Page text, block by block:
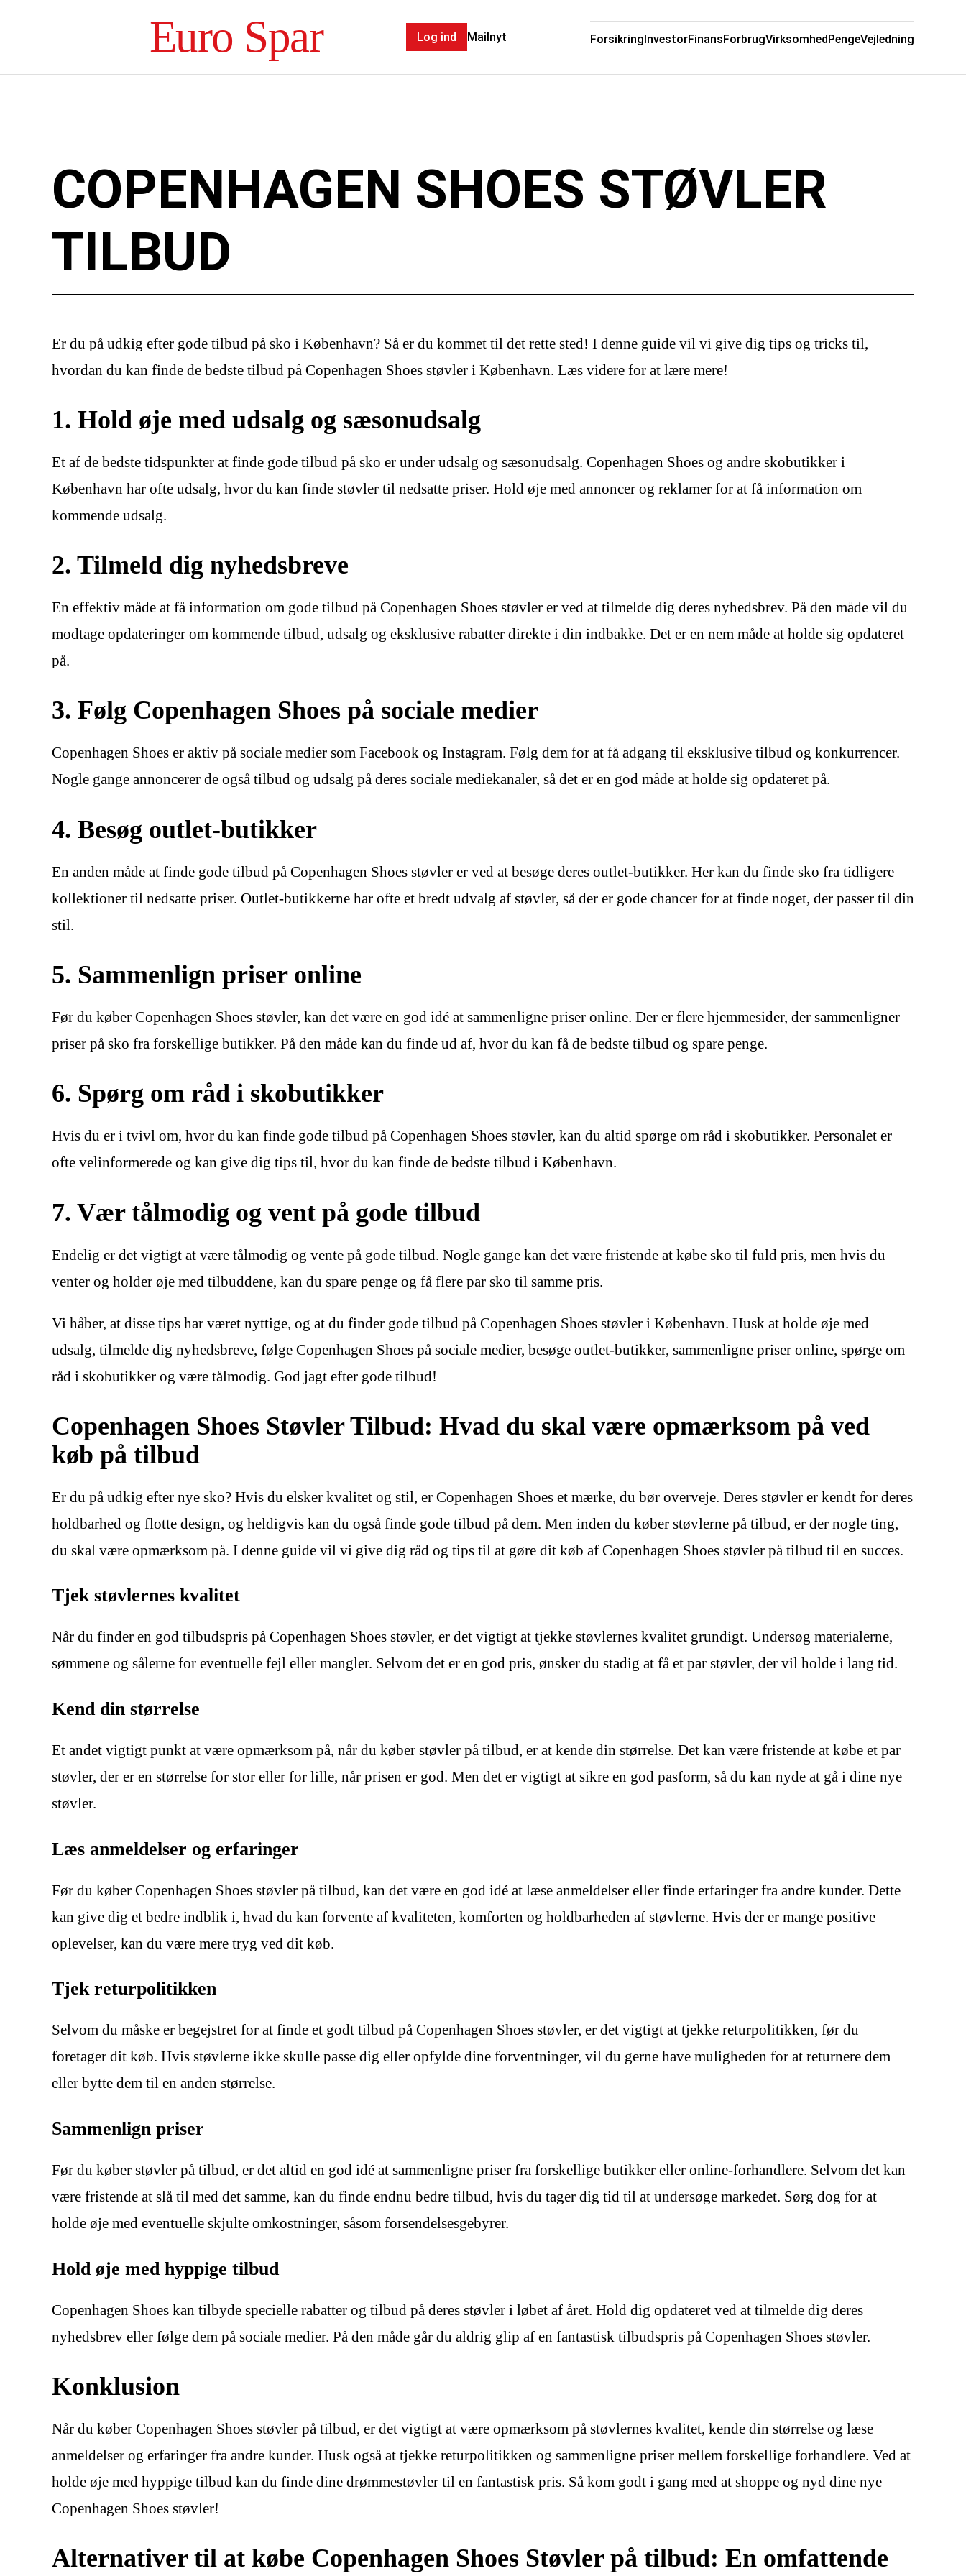
Euro Spar ForsikringInvestorFinansForbrugVirksomhedPengeVejledning
Log ind Mailnyt
COPENHAGEN SHOES STØVLER
TILBUD
Er du på udkig efter gode tilbud på sko i København? Så er du kommet til det rette sted! I denne guide vil vi give dig tips og tricks til,
hvordan du kan finde de bedste tilbud på Copenhagen Shoes støvler i København. Læs videre for at lære mere!
1. Hold øje med udsalg og sæsonudsalg
Et af de bedste tidspunkter at finde gode tilbud på sko er under udsalg og sæsonudsalg. Copenhagen Shoes og andre skobutikker i
København har ofte udsalg, hvor du kan finde støvler til nedsatte priser. Hold øje med annoncer og reklamer for at få information om
kommende udsalg.
2. Tilmeld dig nyhedsbreve
En effektiv måde at få information om gode tilbud på Copenhagen Shoes støvler er ved at tilmelde dig deres nyhedsbrev. På den måde vil du
modtage opdateringer om kommende tilbud, udsalg og eksklusive rabatter direkte i din indbakke. Det er en nem måde at holde sig opdateret
på.
3. Følg Copenhagen Shoes på sociale medier
Copenhagen Shoes er aktiv på sociale medier som Facebook og Instagram. Følg dem for at få adgang til eksklusive tilbud og konkurrencer.
Nogle gange annoncerer de også tilbud og udsalg på deres sociale mediekanaler, så det er en god måde at holde sig opdateret på.
4. Besøg outlet-butikker
En anden måde at finde gode tilbud på Copenhagen Shoes støvler er ved at besøge deres outlet-butikker. Her kan du finde sko fra tidligere
kollektioner til nedsatte priser. Outlet-butikkerne har ofte et bredt udvalg af støvler, så der er gode chancer for at finde noget, der passer til din
stil.
5. Sammenlign priser online
Før du køber Copenhagen Shoes støvler, kan det være en god idé at sammenligne priser online. Der er flere hjemmesider, der sammenligner
priser på sko fra forskellige butikker. På den måde kan du finde ud af, hvor du kan få de bedste tilbud og spare penge.
6. Spørg om råd i skobutikker
Hvis du er i tvivl om, hvor du kan finde gode tilbud på Copenhagen Shoes støvler, kan du altid spørge om råd i skobutikker. Personalet er
ofte velinformerede og kan give dig tips til, hvor du kan finde de bedste tilbud i København.
7. Vær tålmodig og vent på gode tilbud
Endelig er det vigtigt at være tålmodig og vente på gode tilbud. Nogle gange kan det være fristende at købe sko til fuld pris, men hvis du
venter og holder øje med tilbuddene, kan du spare penge og få flere par sko til samme pris.
Vi håber, at disse tips har været nyttige, og at du finder gode tilbud på Copenhagen Shoes støvler i København. Husk at holde øje med
udsalg, tilmelde dig nyhedsbreve, følge Copenhagen Shoes på sociale medier, besøge outlet-butikker, sammenligne priser online, spørge om
råd i skobutikker og være tålmodig. God jagt efter gode tilbud!
Copenhagen Shoes Støvler Tilbud: Hvad du skal være opmærksom på ved
køb på tilbud
Er du på udkig efter nye sko? Hvis du elsker kvalitet og stil, er Copenhagen Shoes et mærke, du bør overveje. Deres støvler er kendt for deres
holdbarhed og flotte design, og heldigvis kan du også finde gode tilbud på dem. Men inden du køber støvlerne på tilbud, er der nogle ting,
du skal være opmærksom på. I denne guide vil vi give dig råd og tips til at gøre dit køb af Copenhagen Shoes støvler på tilbud til en succes.
Tjek støvlernes kvalitet
Når du finder en god tilbudspris på Copenhagen Shoes støvler, er det vigtigt at tjekke støvlernes kvalitet grundigt. Undersøg materialerne,
sømmene og sålerne for eventuelle fejl eller mangler. Selvom det er en god pris, ønsker du stadig at få et par støvler, der vil holde i lang tid.
Kend din størrelse
Et andet vigtigt punkt at være opmærksom på, når du køber støvler på tilbud, er at kende din størrelse. Det kan være fristende at købe et par
støvler, der er en størrelse for stor eller for lille, når prisen er god. Men det er vigtigt at sikre en god pasform, så du kan nyde at gå i dine nye
støvler.
Læs anmeldelser og erfaringer
Før du køber Copenhagen Shoes støvler på tilbud, kan det være en god idé at læse anmeldelser eller finde erfaringer fra andre kunder. Dette
kan give dig et bedre indblik i, hvad du kan forvente af kvaliteten, komforten og holdbarheden af støvlerne. Hvis der er mange positive
oplevelser, kan du være mere tryg ved dit køb.
Tjek returpolitikken
Selvom du måske er begejstret for at finde et godt tilbud på Copenhagen Shoes støvler, er det vigtigt at tjekke returpolitikken, før du
foretager dit køb. Hvis støvlerne ikke skulle passe dig eller opfylde dine forventninger, vil du gerne have muligheden for at returnere dem
eller bytte dem til en anden størrelse.
Sammenlign priser
Før du køber støvler på tilbud, er det altid en god idé at sammenligne priser fra forskellige butikker eller online-forhandlere. Selvom det kan
være fristende at slå til med det samme, kan du finde endnu bedre tilbud, hvis du tager dig tid til at undersøge markedet. Sørg dog for at
holde øje med eventuelle skjulte omkostninger, såsom forsendelsesgebyrer.
Hold øje med hyppige tilbud
Copenhagen Shoes kan tilbyde specielle rabatter og tilbud på deres støvler i løbet af året. Hold dig opdateret ved at tilmelde dig deres
nyhedsbrev eller følge dem på sociale medier. På den måde går du aldrig glip af en fantastisk tilbudspris på Copenhagen Shoes støvler.
Konklusion
Når du køber Copenhagen Shoes støvler på tilbud, er det vigtigt at være opmærksom på støvlernes kvalitet, kende din størrelse og læse
anmeldelser og erfaringer fra andre kunder. Husk også at tjekke returpolitikken og sammenligne priser mellem forskellige forhandlere. Ved at
holde øje med hyppige tilbud kan du finde dine drømmestøvler til en fantastisk pris. Så kom godt i gang med at shoppe og nyd dine nye
Copenhagen Shoes støvler!
Alternativer til at købe Copenhagen Shoes Støvler på tilbud: En omfattende